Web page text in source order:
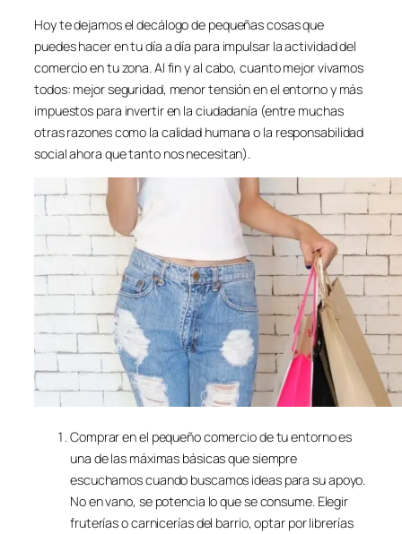
Hoy te dejamos el decálogo de pequeñas cosas que
puedes hacer en tu día a día para impulsar la actividad del
comercio en tu zona. Al fin y al cabo, cuanto mejor vivamos
todos: mejor seguridad, menor tensión en el entorno y más
impuestos para invertir en la ciudadanía (entre muchas
otras razones como la calidad humana o la responsabilidad
social ahora que tanto nos necesitan).
Comprar en el pequeño comercio de tu entorno es
una de las máximas básicas que siempre
escuchamos cuando buscamos ideas para su apoyo.
No en vano, se potencia lo que se consume. Elegir
fruterías o carnicerías del barrio, optar por librerías